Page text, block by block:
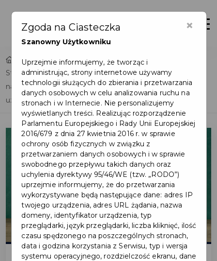
Home
Lista aktualności
Stypendia Burmistrza Pruszcza Gdańskiego za wyniki w
nauce, osiągnięcia sportowe lub artystyczne dla
uzdolnionych uczniów
×
Zgoda na Ciasteczka
Szanowny Użytkowniku
Uprzejmie informujemy, że tworząc i
administrując, strony internetowe używamy
technologii służących do zbierania i przetwarzania
danych osobowych w celu analizowania ruchu na
stronach i w Internecie. Nie personalizujemy
wyświetlanych treści. Realizując rozporządzenie
Parlamentu Europejskiego i Rady Unii Europejskiej
2016/679 z dnia 27 kwietnia 2016 r. w sprawie
ochrony osób fizycznych w związku z
przetwarzaniem danych osobowych i w sprawie
swobodnego przepływu takich danych oraz
uchylenia dyrektywy 95/46/WE (tzw. „RODO”)
uprzejmie informujemy, że do przetwarzania
wykorzystywane będą następujące dane: adres IP
twojego urządzenia, adres URL żądania, nazwa
domeny, identyfikator urządzenia, typ
przeglądarki, język przeglądarki, liczba kliknięć, ilość
czasu spędzonego na poszczególnych stronach,
data i godzina korzystania z Serwisu, typ i wersja
systemu operacyjnego, rozdzielczość ekranu, dane